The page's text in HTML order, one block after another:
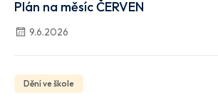
Plán na měsíc ČERVEN
9.6.2026
Dění ve škole